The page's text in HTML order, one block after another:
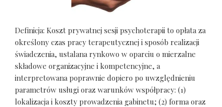
Definicja: Koszt prywatnej sesji psychoterapii to opłata za
określony czas pracy terapeutycznej i sposób realizacji
świadczenia, ustalana rynkowo w oparciu o mierzalne
składowe organizacyjne i kompetencyjne, a
interpretowana poprawnie dopiero po uwzględnieniu
parametrów usługi oraz warunków współpracy: (1)
lokalizacja i koszty prowadzenia gabinetu; (2) forma oraz